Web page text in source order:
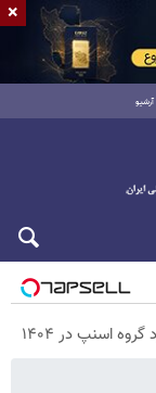
آرشیو
اسنپ در ۱۴۰۴
×